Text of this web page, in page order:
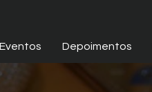
Eventos Depoimentos